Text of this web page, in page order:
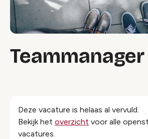
Teammanager
Deze vacature is helaas al vervuld.
Bekijk het overzicht voor alle
vacatures.